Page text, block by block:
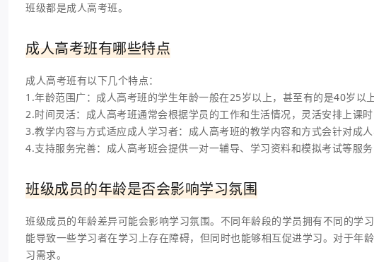
班级都是成人高考班。
成人高考班有哪些特点
成人高考班有以下几个特点：
1.年龄范围广：成人高考班的学生年龄一般在25岁以上，甚至有的是40岁以上
2.时间灵活：成人高考班通常会根据学员的工作和生活情况，灵活安排上课时
3.教学内容与方式适应成人学习者：成人高考班的教学内容和方式会针对成
4.支持服务完善：成人高考班会提供一对一辅导、学习资料和模拟考试等服务
班级成员的年龄是否会影响学习氛围
班级成员的年龄差异可能会影响学习氛围。不同年龄段的学员拥有不同的学
能导致一些学习者在学习上存在障碍，但同时也能够相互促进学习。对于
习需求。